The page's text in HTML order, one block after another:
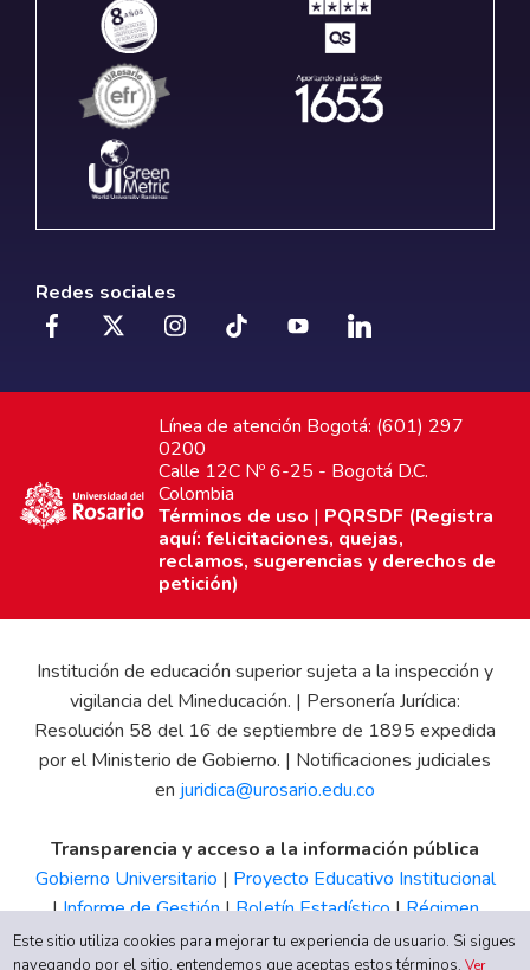
Redes sociales
Línea de atención Bogotá: (601) 297
0200
Calle 12C Nº 6-25 - Bogotá D.C.
Colombia
Términos de uso | PQRSDF (Registra
aquí: felicitaciones, quejas,
reclamos, sugerencias y derechos de
petición)
Institución de educación superior sujeta a la inspección y
vigilancia del Mineducación. | Personería Jurídica:
Resolución 58 del 16 de septiembre de 1895 expedida
por el Ministerio de Gobierno. | Notificaciones judiciales
en juridica@urosario.edu.co
Transparencia y acceso a la información pública
Gobierno Universitario | Proyecto Educativo Institucional
|Informe de Gestión|Boletín Estadístico|Régimen
Tributario|Estados Financieros |Código de Ética| Canal
Este sitio utiliza cookies para mejorar tu experiencia de usuario. Si sigues
navegando por el sitio, entendemos que aceptas estos términos.Ver